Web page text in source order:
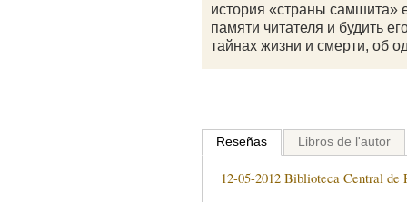
история «страны самшита»
памяти читателя и будить
тайнах жизни и смерти, об
Reseñas Libros de l'autor
12-05-2012 Biblioteca Central de